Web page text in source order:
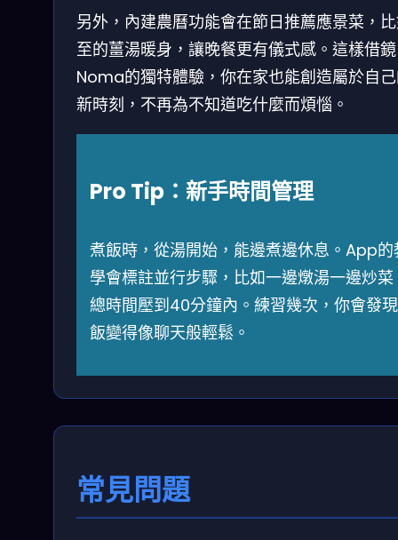
另外，內建農曆功能會在節日推薦應景菜，
至的薑湯暖身，讓晚餐更有儀式感。這樣借鏡
Noma的獨特體驗，你在家也能創造屬於自
新時刻，不再為不知道吃什麼而煩惱。
Pro Tip：新手時間管理
煮飯時，從湯開始，能邊煮邊休息。App的
學會標註並行步驟，比如一邊燉湯一邊炒菜
總時間壓到40分鐘內。練習幾次，你會發
飯變得像聊天般輕鬆。
常見問題